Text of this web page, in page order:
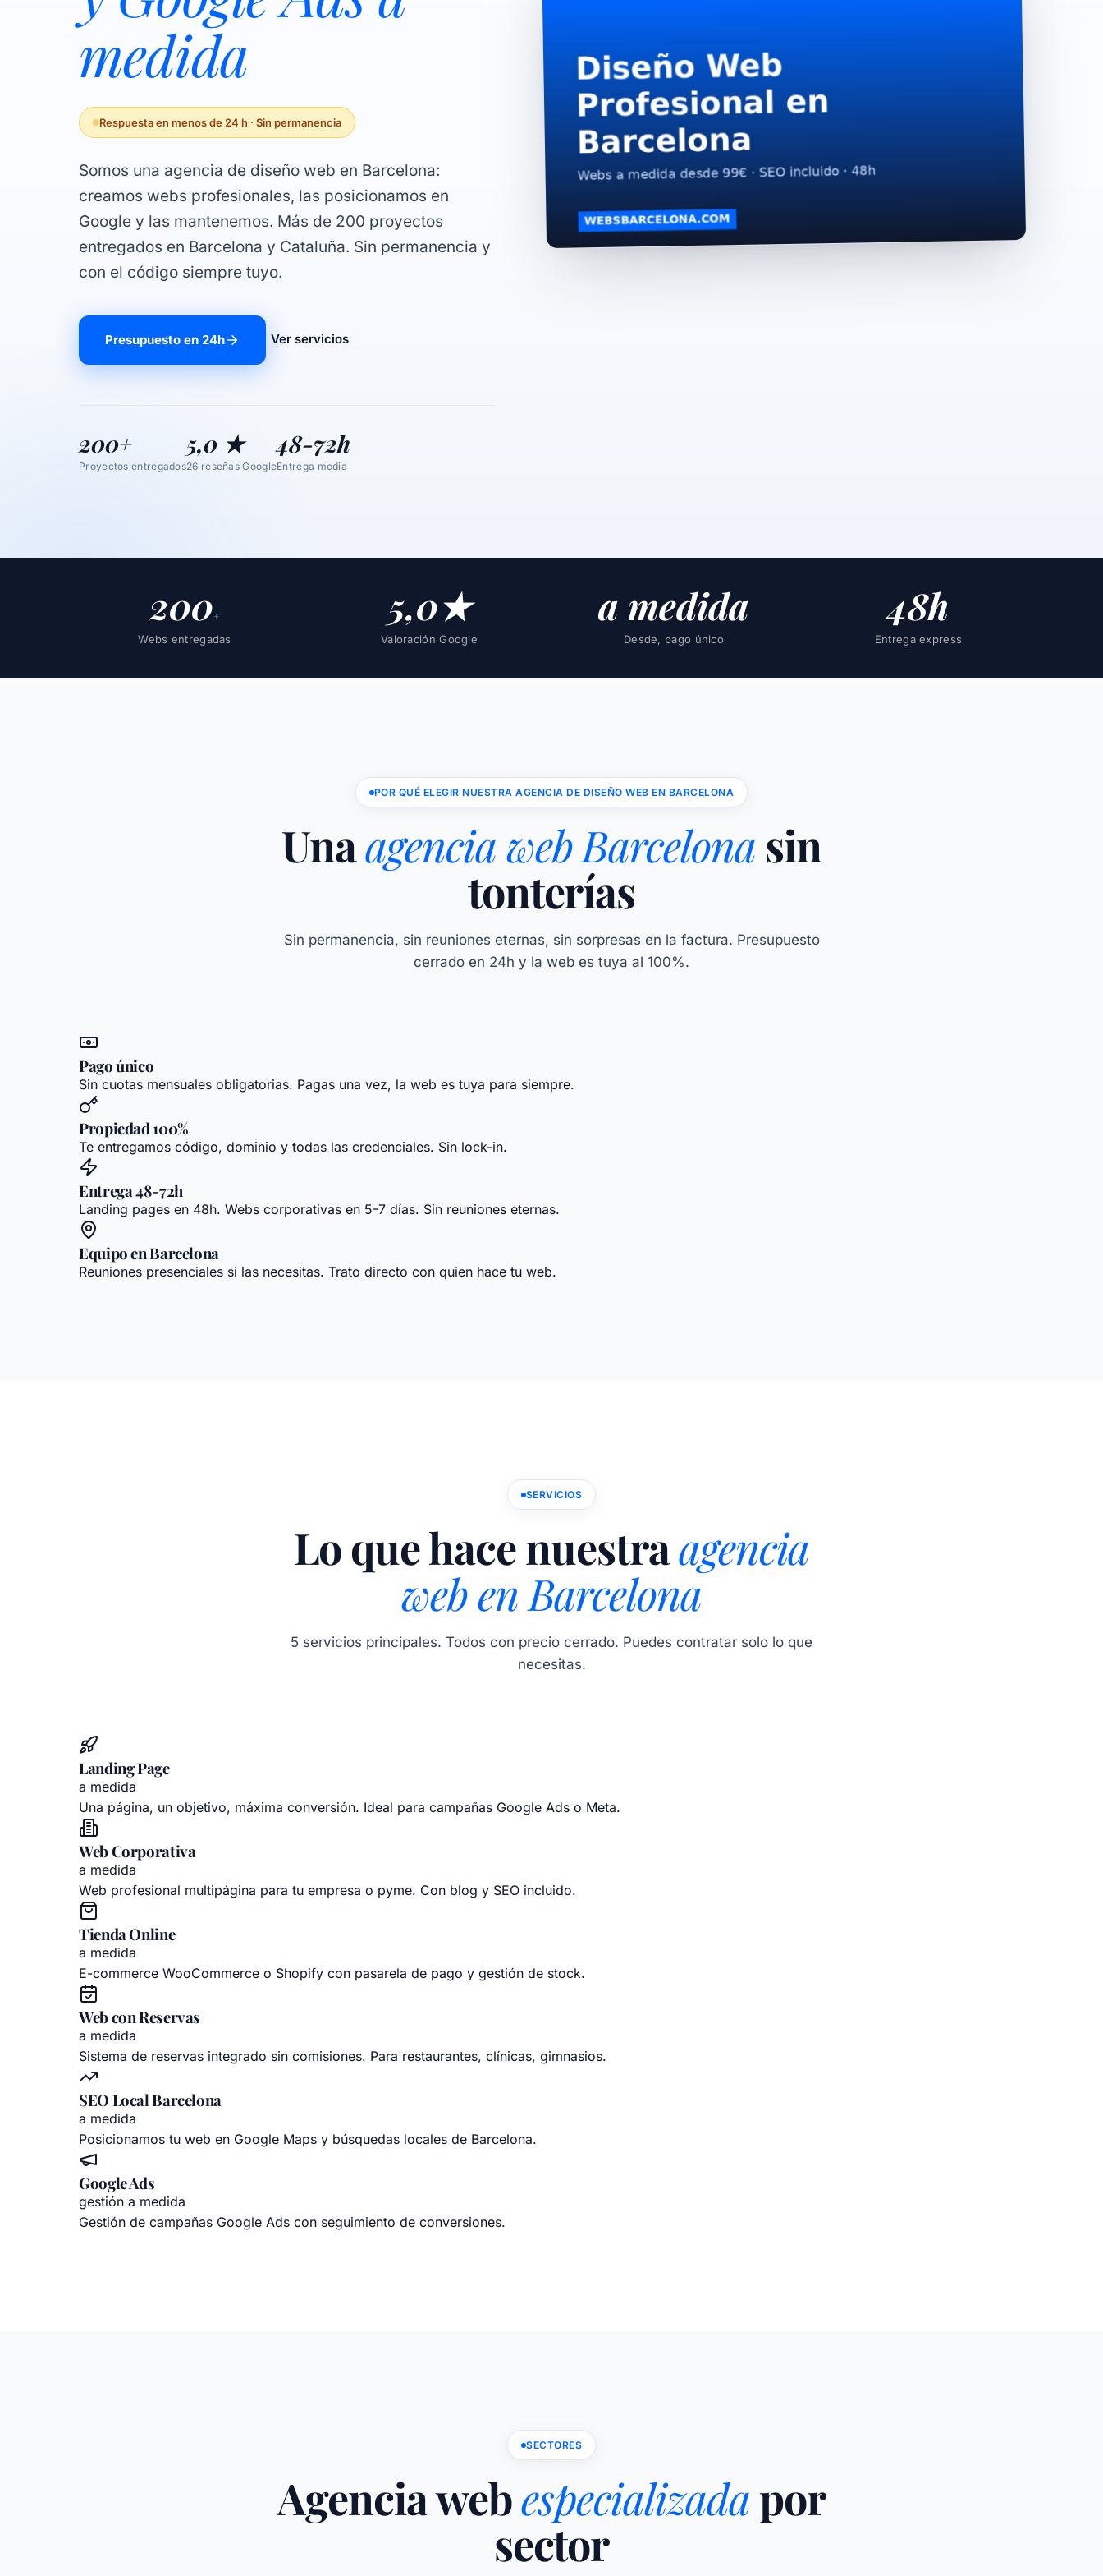
medida
Respuesta en menos de 24 h · Sin permanencia
Somos una agencia de diseño web en Barcelona:
creamos webs profesionales, las posicionamos en
Google y las mantenemos. Más de 200 proyectos
entregados en Barcelona y Cataluña. Sin permanencia y
con el código siempre tuyo.
Presupuesto en 24h Ver servicios
200+
Proyectos entregados
5,0 ★
26 reseñas Google
48-72h
Entrega media
200+
Webs entregadas
5,0★
Valoración Google
a medida
Desde, pago único
48h
Entrega express
POR QUÉ ELEGIR NUESTRA AGENCIA DE DISEÑO WEB EN BARCELONA
Unaagencia web Barcelona sin
tonterías
Sin permanencia, sin reuniones eternas, sin sorpresas en la factura. Presupuesto
cerrado en 24h y la web es tuya al 100%.
Pago único
Sin cuotas mensuales obligatorias. Pagas una vez, la web es tuya para siempre.
Propiedad 100%
Te entregamos código, dominio y todas las credenciales. Sin lock-in.
Entrega 48-72h
Landing pages en 48h. Webs corporativas en 5-7 días. Sin reuniones eternas.
Equipo en Barcelona
Reuniones presenciales si las necesitas. Trato directo con quien hace tu web.
SERVICIOS
Lo que hace nuestraagencia
web en Barcelona
5 servicios principales. Todos con precio cerrado. Puedes contratar solo lo que
necesitas.
Landing Page
a medida
Una página, un objetivo, máxima conversión. Ideal para campañas Google Ads o Meta.
Web Corporativa
a medida
Web profesional multipágina para tu empresa o pyme. Con blog y SEO incluido.
Tienda Online
a medida
E-commerce WooCommerce o Shopify con pasarela de pago y gestión de stock.
Web con Reservas
a medida
Sistema de reservas integrado sin comisiones. Para restaurantes, clínicas, gimnasios.
SEO Local Barcelona
a medida
Posicionamos tu web en Google Maps y búsquedas locales de Barcelona.
Google Ads
gestión a medida
Gestión de campañas Google Ads con seguimiento de conversiones.
SECTORES
Agencia webespecializadapor
sector